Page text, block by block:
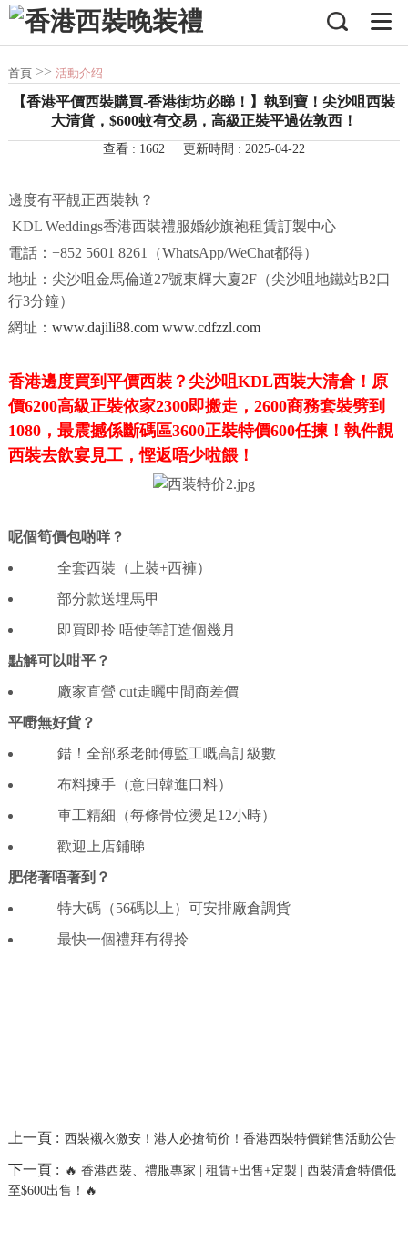
首頁>> 活動介绍
【香港平價西裝購買-香港街坊必睇！】執到寶！尖沙咀西裝
大清貨，$600蚊有交易，高級正裝平過佐敦西！
查看 : 1662 更新時間 : 2025-04-22
邊度有平靚正西裝執？
KDL Weddings香港西裝禮服婚紗旗袍租賃訂製中心
電話： +852 5601 8261 （WhatsApp/WeChat都得）
地址：尖沙咀金馬倫道27號東輝大廈2F（尖沙咀 地鐵站B2口
行3分鐘）
網址： www.dajili88.com www.cdfzzl.com
香港邊度買到平價西裝？尖沙咀KDL西裝大清倉！原
價6200高級正裝依家2300即搬走， 2600商務套裝劈到
1080，最震撼係斷碼區3600正裝特價600任揀！執件靚
西裝去飲宴見工，慳返唔少啦餵！
呢個筍價包啲咩？
全套西裝（上裝+西褲）
部分款送埋馬甲
即買即拎 唔使等訂造個幾月
點解可以咁平？
廠家直營 cut走曬中間商差價
平嘢無好貨？
錯！全部系老師傅監工嘅高訂級數
布料揀手（意日韓進口料）
車工精細（每條骨位燙足12小時）
歡迎上店鋪睇
肥佬著唔著到？
特大碼（56碼以上）可安排廠倉調貨
最快一個禮拜有得拎
上一頁 : 西裝襯衣激安！港人必搶筍价！香港西裝特價銷售活動公告
下一頁 : 🔥 香港西裝、禮服專家 | 租賃+出售+定製 | 西裝清倉特價低
至$600出售！🔥